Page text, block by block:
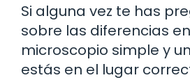
Si alguna vez te has
sobre las diferencias
microscopio simple y
estás en el lugar